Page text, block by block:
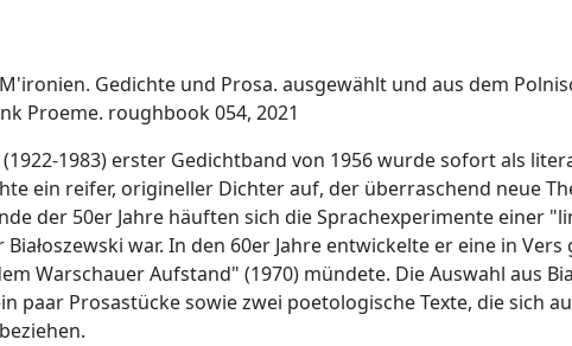
Gedichte und Prosa. ausgewählt und aus dem
Proeme. roughbook 054, 2021
(1922-1983) erster Gedichtband von 1956 wurde sofort als
ein reifer, origineller Dichter auf, der überraschend neue
der 50er Jahre häuften sich die Sprachexperimente einer
war. In den 60er Jahre entwickelte er eine in
Warschauer Aufstand" (1970) mündete. Die Auswahl aus
paar Prosastücke sowie zwei poetologische Texte, die sich